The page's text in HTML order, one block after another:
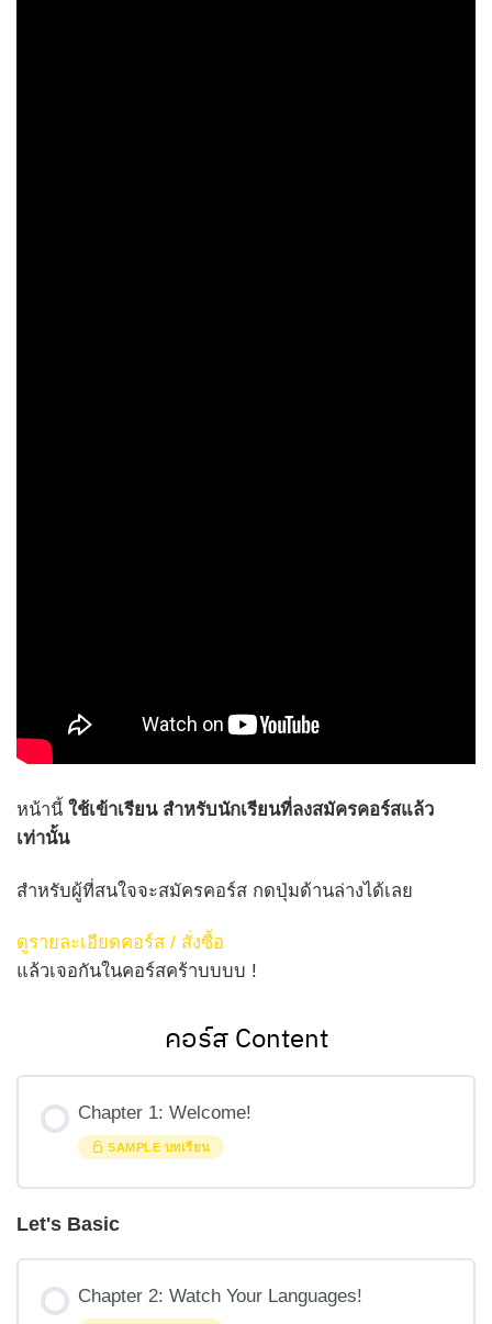
หน้านี้ ใช้เข้าเรียน สำหรับนักเรียนที่ลงสมัครคอร์สแล้ว
เท่านั้น
สำหรับผู้ที่สนใจจะสมัครคอร์ส กดปุ่มด้านล่างได้เลย
ดูรายละเอียดคอร์ส / สั่งซื้อ
แล้วเจอกันในคอร์สคร้าบบบบ !
คอร์ส Content
Chapter 1: Welcome!
SAMPLE บทเรียน
Let's Basic
Chapter 2: Watch Your Languages!